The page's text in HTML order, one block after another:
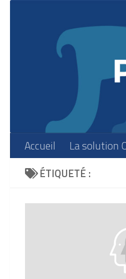
Accueil
La solution
ÉTIQUETÉ :